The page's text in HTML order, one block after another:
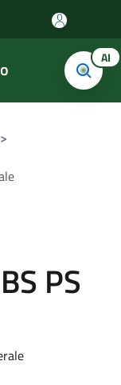
AI
>
PS